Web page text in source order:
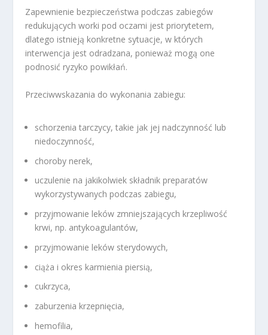
Zapewnienie bezpieczeństwa podczas zabiegów
redukujących worki pod oczami jest priorytetem,
dlatego istnieją konkretne sytuacje, w których
interwencja jest odradzana, ponieważ mogą one
podnosić ryzyko powikłań.
Przeciwwskazania do wykonania zabiegu:
schorzenia tarczycy, takie jak jej nadczynność lub
niedoczynność,
choroby nerek,
uczulenie na jakikolwiek składnik preparatów
wykorzystywanych podczas zabiegu,
przyjmowanie leków zmniejszających krzepliwość
krwi, np. antykoagulantów,
przyjmowanie leków sterydowych,
ciąża i okres karmienia piersią,
cukrzyca,
zaburzenia krzepnięcia,
hemofilia,